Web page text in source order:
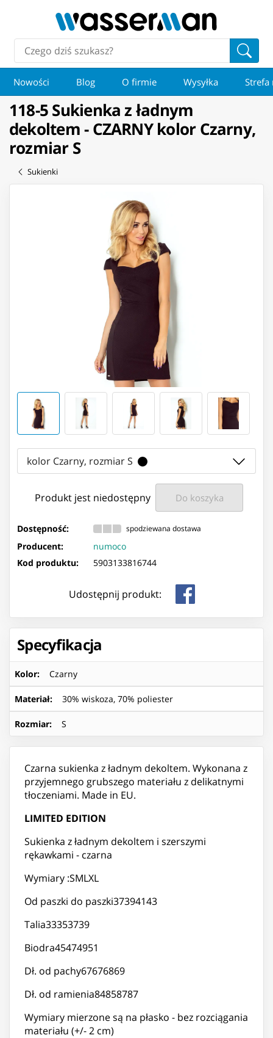
Nowości Blog O firmie Wysyłka Strefa
118-5 Sukienka z ładnym
dekoltem - CZARNY kolor Czarny,
rozmiar S
Sukienki
kolor Czarny, rozmiar S
Produkt jest niedostępny Do koszyka
Dostępność: spodziewana dostawa
Producent:
numoco
Kod produktu:
5903133816744
Udostępnij produkt:
Specyfikacja
Kolor: Czarny
Materiał: 30% wiskoza, 70% poliester
Rozmiar: S
Czarna sukienka z ładnym dekoltem. Wykonana z
przyjemnego grubszego materiału z delikatnymi
tłoczeniami. Made in EU.
LIMITED EDITION
Sukienka z ładnym dekoltem i szerszymi
rękawkami - czarna
Wymiary :SMLXL
Od paszki do paszki37394143
Talia33353739
Biodra45474951
Dł. od pachy67676869
Dł. od ramienia84858787
Wymiary mierzone są na płasko - bez rozciągania
materiału (+/- 2 cm)